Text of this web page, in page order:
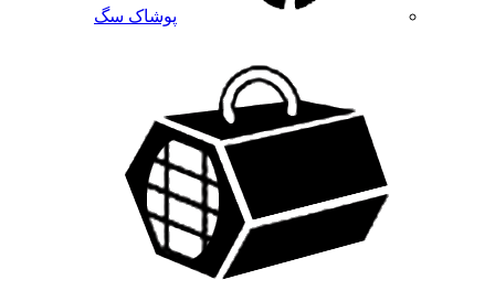
پوشاک سگ